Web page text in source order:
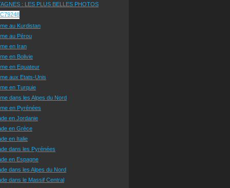
: LES PLUS BELLES PHOTOS
au Kurdistan
au Pérou
en Iran
en Bolivie
en Equateur
aux Etats-Unis
en Turquie
dans les Alpes du Nord
en Pyrénées
en Jordanie
en Grèce
en Italie
dans les Pyrénées
en Espagne
dans les Alpes du Nord
dans le Massif Central